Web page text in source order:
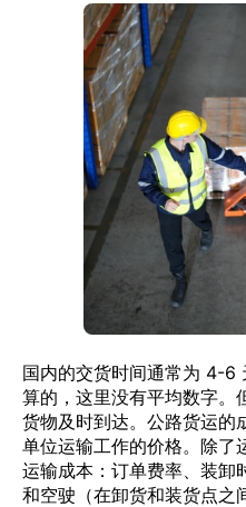
国内的交货时间通常为 4-6
算的，这里没有平均数字。
货物及时到达。公路货运
单位运输工作的价格。除了
运输成本：订单费率、装卸
和空驶（在卸货和装货点之